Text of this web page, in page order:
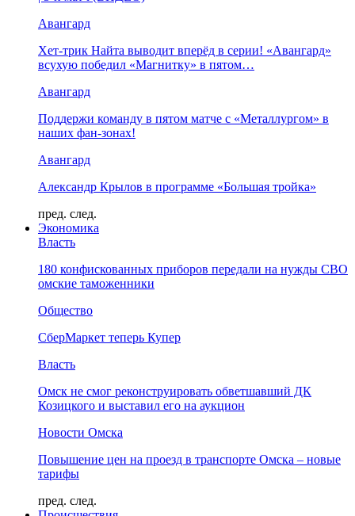
Авангард
Хет-трик Найта выводит вперёд в серии! «Авангард»
всухую победил «Магнитку» в пятом…
Авангард
Поддержи команду в пятом матче с «Металлургом» в
наших фан-зонах!
Авангард
Александр Крылов в программе «Большая тройка»
пред. след.
Экономика
Власть
180 конфискованных приборов передали на нужды СВО
омские таможенники
Общество
СберМаркет теперь Купер
Власть
Омск не смог реконструировать обветшавший ДК
Козицкого и выставил его на аукцион
Новости Омска
Повышение цен на проезд в транспорте Омска – новые
тарифы
пред. след.